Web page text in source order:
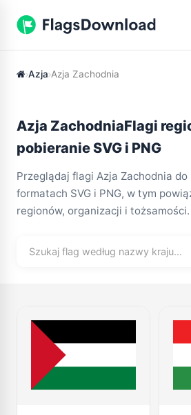
Azja Azja Zachodnia
Azja ZachodniaFlagi
pobieranie SVG i PNG
Przeglądaj flagi Azja Zachodnia
formatach SVG i PNG, w tym
regionów, organizacji i tożsamości.